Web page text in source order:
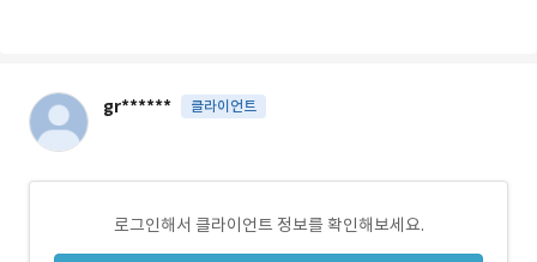
gr****** 클라이언트
로그인해서 클라이언트 정보를 확인해보세요.